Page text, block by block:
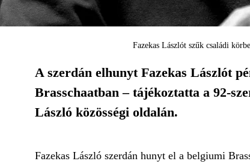
Fazekas Lászlót szűk családi
A szerdán elhunyt Fazekas Lászlót
Brasschaatban – tájékoztatta a 92-
László közösségi oldalán.
Fazekas László szerdán hunyt el a belgiumi